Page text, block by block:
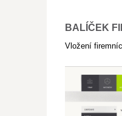
BALÍČEK
Vložení